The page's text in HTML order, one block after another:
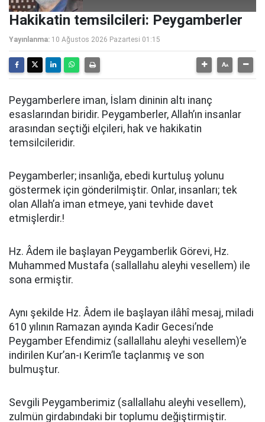
Hakikatin temsilcileri: Peygamberler
Yayınlanma: 10 Ağustos 2026 Pazartesi 01:15
Peygamberlere iman, İslam dininin altı inanç
esaslarından biridir. Peygamberler, Allah’ın insanlar
arasından seçtiği elçileri, hak ve hakikatin
temsilcileridir.
Peygamberler; insanlığa, ebedi kurtuluş yolunu
göstermek için gönderilmiştir. Onlar, insanları; tek
olan Allah’a iman etmeye, yani tevhide davet
etmişlerdir.!
Hz. Âdem ile başlayan Peygamberlik Görevi, Hz.
Muhammed Mustafa (sallallahu aleyhi vesellem) ile
sona ermiştir.
Aynı şekilde Hz. Âdem ile başlayan ilâhî mesaj, miladi
610 yılının Ramazan ayında Kadir Gecesi’nde
Peygamber Efendimiz (sallallahu aleyhi vesellem)’e
indirilen Kur’an-ı Kerim’le taçlanmış ve son
bulmuştur.
Sevgili Peygamberimiz (sallallahu aleyhi vesellem),
zulmün girdabındaki bir toplumu değiştirmiştir.